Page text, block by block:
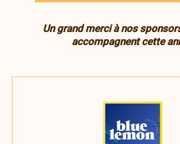
Un grand merci à nos
accompagnent cette